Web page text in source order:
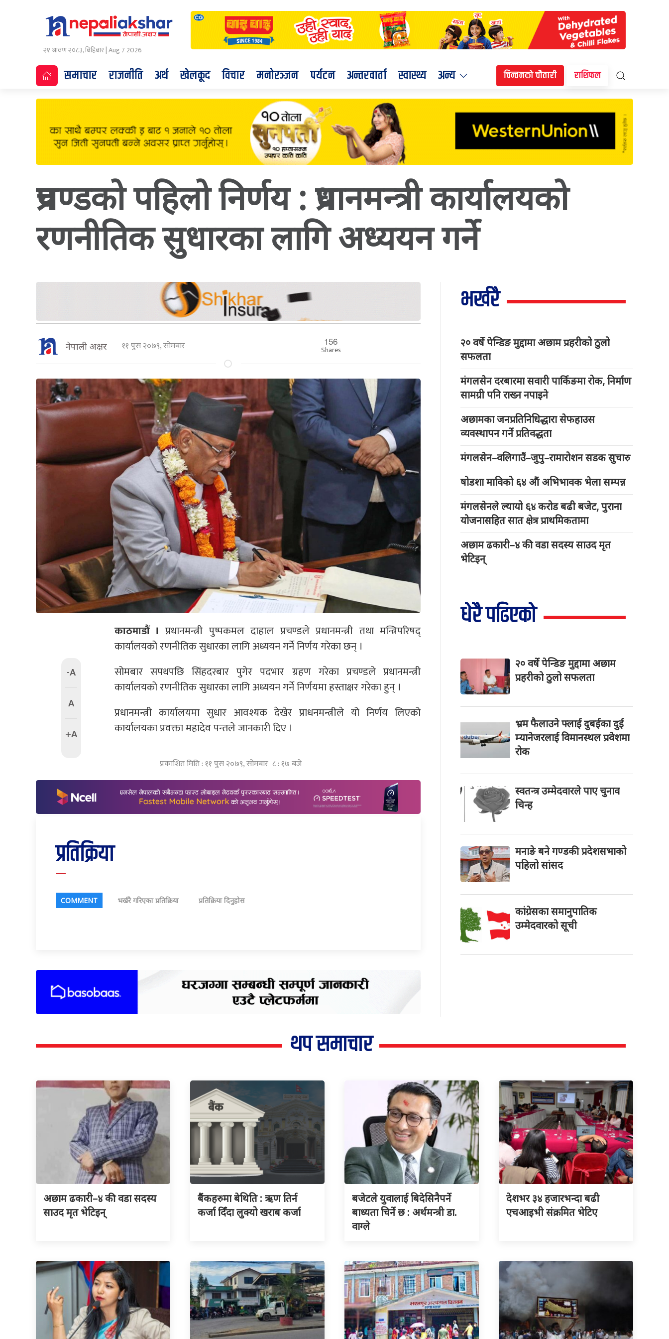
२१ श्रावण २०८३, बिहिबार | Aug 7 2026
समाचार राजनीति अर्थ खेलकूद विचार मनोरञ्जन पर्यटन अन्तरवार्ता स्वास्थ्य अन्य चिन्तनको चौतारी राशिफल
प्रचण्डको पहिलो निर्णय : प्रधानमन्त्री कार्यालयको
रणनीतिक सुधारका लागि अध्ययन गर्ने
नेपाली अक्षर ११ पुस २०७९, सोमबार 156
Shares
-A
A
+A
काठमाडौं । प्रधानमन्त्री पुष्पकमल दाहाल प्रचण्डले प्रधानमन्त्री तथा मन्त्रिपरिषद्
कार्यालयको रणनीतिक सुधारका लागि अध्ययन गर्ने निर्णय गरेका छन् ।
सोमबार सपथपछि सिंहदरबार पुगेर पदभार ग्रहण गरेका प्रचण्डले प्रधानमन्त्री
कार्यालयको रणनीतिक सुधारका लागि अध्ययन गर्ने निर्णयमा हस्ताक्षर गरेका हुन् ।
प्रधानमन्त्री कार्यालयमा सुधार आवश्यक देखेर प्राधनमन्त्रीले यो निर्णय लिएको
कार्यालयका प्रवक्ता महादेव पन्तले जानकारी दिए ।
प्रकाशित मिति : ११ पुस २०७९, सोमबार ८ : १७ बजे
प्रतिक्रिया
COMMENT भर्खरै गरिएका प्रतिक्रिया प्रतिक्रिया दिनुहोस
भर्खरै
२० वर्षे पेन्डिङ मुद्दामा अछाम प्रहरीको ठुलो
सफलता
मंगलसेन दरबारमा सवारी पार्किङमा रोक, निर्माण
सामग्री पनि राख्न नपाइने
अछामका जनप्रतिनिधिद्धारा सेफहाउस
व्यवस्थापन गर्ने प्रतिवद्धता
मंगलसेन–वलिगाउँ–जुपु–रामारोशन सडक सुचारु
षोडशा माविको ६४ औं अभिभावक भेला सम्पन्न
मंगलसेनले ल्यायो ६४ करोड बढी बजेट, पुराना
योजनासहित सात क्षेत्र प्राथमिकतामा
अछाम ढकारी–४ की वडा सदस्य साउद मृत
भेटिइन्
धेरै पढिएको
२० वर्षे पेन्डिङ मुद्दामा अछाम
प्रहरीको ठुलो सफलता
भ्रम फैलाउने फ्लाई दुबईका दुई
म्यानेजरलाई विमानस्थल प्रवेशमा
रोक
स्वतन्त्र उम्मेदवारले पाए चुनाव
चिन्ह
मनाङे बने गण्डकी प्रदेशसभाको
पहिलो सांसद
कांग्रेसका समानुपातिक
उम्मेदवारको सूची
थप समाचार
अछाम ढकारी–४ की वडा सदस्य
साउद मृत भेटिइन्
बैंकहरुमा बेथिति : ऋण तिर्न
कर्जा दिँदा लुक्यो खराब कर्जा
बजेटले युवालाई बिदेसिनैपर्ने
बाध्यता चिर्ने छ : अर्थमन्त्री डा.
वाग्ले
देशभर ३४ हजारभन्दा बढी
एचआइभी संक्रमित भेटिए